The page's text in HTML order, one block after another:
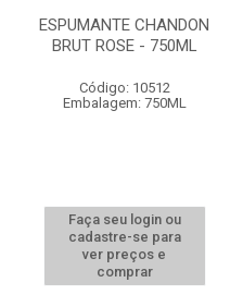
ESPUMANTE CHANDON
BRUT ROSE - 750ML
Código: 10512
Embalagem: 750ML
Faça seu login ou
cadastre-se para
ver preços e
comprar